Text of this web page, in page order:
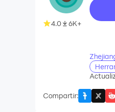
4.0 6K+
Compartir: